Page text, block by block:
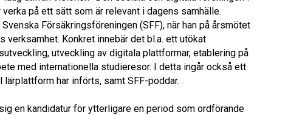
på ett sätt som är relevant i dagens samhälle.
Försäkringsföreningen (SFF), när han på årsmötet
verksamhet. Konkret innebär det bl.a. ett utökat
utveckling av digitala plattformar, etablering på
med internationella studieresor. I detta ingår också ett
har införts, samt SFF-poddar.
en kandidatur för ytterligare en period som ordförande